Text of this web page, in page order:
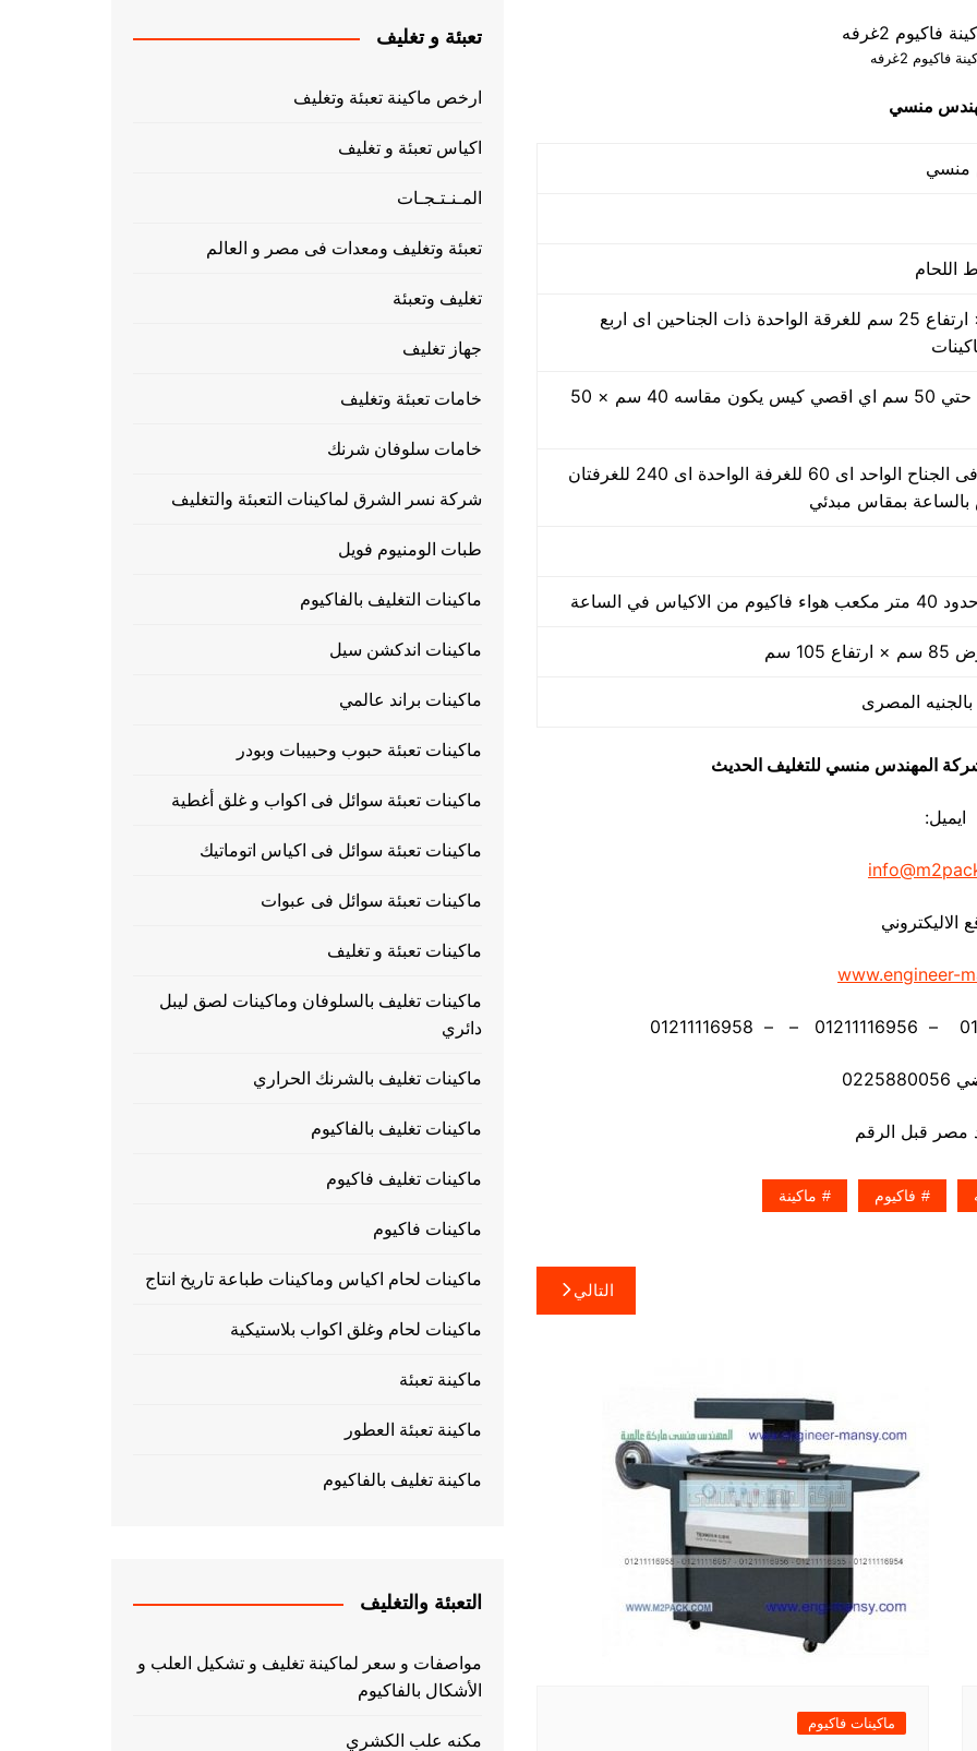
فاكيوم 2غرفه
50 سم × 40 سم × ارتفاع 25 سم للغرقة الواحدة ذات الجناحين اى اربع
مقاس من واحد سم حتي 50 سم اي اقصي كيس يكون مقاسه 40 سم × 50
30 ضغطة بالدقيقة فى الجناح الواحد اى 60 للغرفة الواحدة اى 240 للغرفتان
في الساعة
شركة المهندس منسي للتغليف الحديث
ايميل:
الاليكتروني
www.engineer-
فاكيوم ماكينة
التالي
ماكينات فاكيوم
تعبئة و تغليف
ارخص ماكينة تعبئة وتغليف
اكياس تعبئة و تغليف
المـنـتـجـات
تعبئة وتغليف ومعدات فى مصر و العالم
تغليف وتعبئة
جهاز تغليف
خامات تعبئة وتغليف
خامات سلوفان شرنك
شركة نسر الشرق لماكينات التعبئة والتغليف
طبات الومنيوم فويل
ماكينات التغليف بالفاكيوم
ماكينات اندكشن سيل
ماكينات براند عالمي
ماكينات تعبئة حبوب وحبيبات وبودر
ماكينات تعبئة سوائل فى اكواب و غلق أغطية
ماكينات تعبئة سوائل فى اكياس اتوماتيك
ماكينات تعبئة سوائل فى عبوات
ماكينات تعبئة و تغليف
ماكينات تغليف بالسلوفان وماكينات لصق ليبل
دائري
ماكينات تغليف بالشرنك الحراري
ماكينات تغليف بالفاكيوم
ماكينات تغليف فاكيوم
ماكينات فاكيوم
ماكينات لحام اكياس وماكينات طباعة تاريخ انتاج
ماكينات لحام وغلق اكواب بلاستيكية
ماكينة تعبئة
ماكينة تعبئة العطور
ماكينة تغليف بالفاكيوم
التعبئة والتغليف
مواصفات و سعر لماكينة تغليف و تشكيل العلب و
الأشكال بالفاكيوم
مكنه علب الكشري